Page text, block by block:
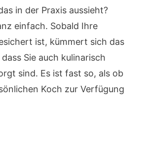
in der Praxis aussieht?
einfach. Sobald Ihre
ist, kümmert sich das
Sie auch kulinarisch
sind. Es ist fast so, als ob
Koch zur Verfügung